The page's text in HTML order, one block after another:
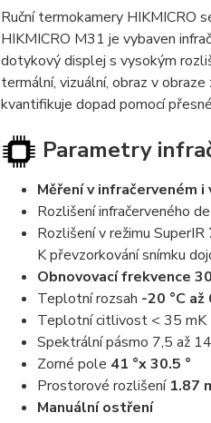
Ruční termokamery HIKMICRO
HIKMICRO M31 je vybaven
dotykový displej s vysokým
termální, vizuální, obraz v
kvantifikuje dopad pomocí
Parametry
Měření v infračerveném
Rozlišení infračerveného
Rozlišení v režimu SuperIR
K převzorkování snímku
Obnovovací frekvence
Teplotní rozsah -20 °C až
Teplotní citlivost < 35 mK
Spektrální pásmo 7,5 až
Zorné pole 41 °x 30.5 °
Prostorové rozlišení 1.87
Manuální ostření